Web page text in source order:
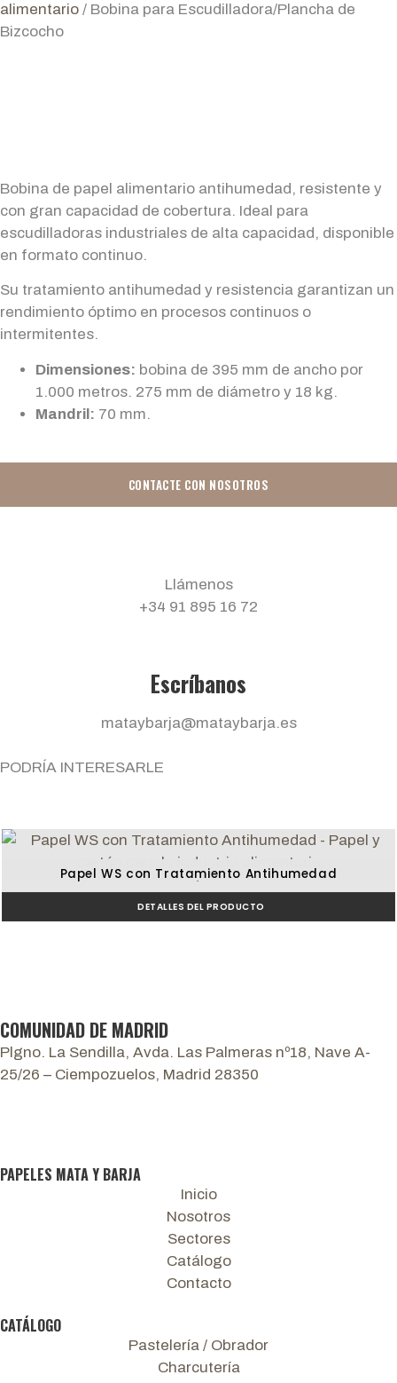
alimentario / Bobina para Escudilladora/Plancha de
Bizcocho
Bobina de papel alimentario antihumedad, resistente y
con gran capacidad de cobertura. Ideal para
escudilladoras industriales de alta capacidad, disponible
en formato continuo.
Su tratamiento antihumedad y resistencia garantizan un
rendimiento óptimo en procesos continuos o
intermitentes.
Dimensiones: bobina de 395 mm de ancho por
1.000 metros. 275 mm de diámetro y 18 kg.
Mandril: 70 mm.
CONTACTE CON NOSOTROS
Llámenos
+34 91 895 16 72
Escríbanos
mataybarja@mataybarja.es
PODRÍA INTERESARLE
Papel WS con Tratamiento Antihumedad
Pescadería y ahumados
DETALLES DEL PRODUCTO
COMUNIDAD DE MADRID
Plgno. La Sendilla, Avda. Las Palmeras nº18, Nave A-
25/26 – Ciempozuelos, Madrid 28350
PAPELES MATA Y BARJA
Inicio
Nosotros
Sectores
Catálogo
Contacto
CATÁLOGO
Pastelería / Obrador
Charcutería